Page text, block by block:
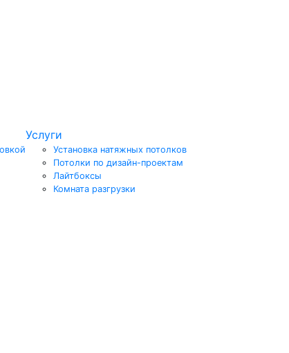
Услуги
Установка натяжных потолков
Потолки по дизайн-проектам
Лайтбоксы
Комната разгрузки